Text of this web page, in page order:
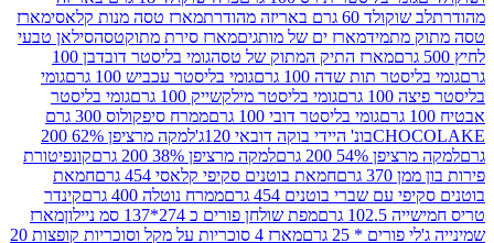
60 גרם באריזה מהודרת
מארז טסה מנות קלאסי מארז
מארז ים של מותגיםמארז סירת מתוקטסהסילאן טבעי
מארז התיק המתוק של טסה
גומי בליסטר דובדבן 100
תות שדה 100 גרם
גומי בליסטר עכביש 100 גרם
גומי
גרם
גומי בליסטר מילקשייק 100 גרם
גומי בליסטר
גומי בליסטר דובי 100 גרם
ממרח סיפקולוס 300 גרם
בונ' היידי בוקה דובאי 120ג'
למקה מרציפן 62% 200
200 גרם
למקה מרציפן 38% 200 גרם
קונפיטורת
גרם
חמאת בוטנים סקיפי קלאסי 454 גרם
חמאת
עם שברי בוטנים 454 גרם
ממרח נוטלה 400 גרם
קינדר
גרם
מפת שולחן פורים כ 274*137 סמ ניילון
מארז
* 25 גרם
מארז 4 סוכריות על מקל וסוכריות קופצות 20